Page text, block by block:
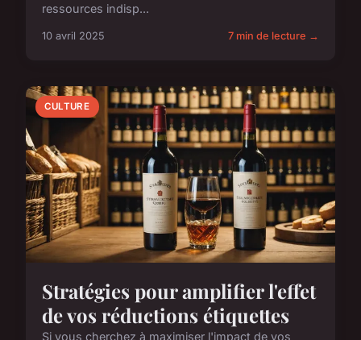
ressources indisp...
10 avril 2025 7 min de lecture →
CULTURE
Stratégies pour amplifier l'effet
de vos réductions étiquettes
Si vous cherchez à maximiser l'impact de vos